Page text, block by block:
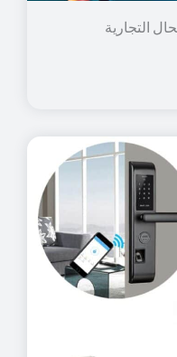
التجارية